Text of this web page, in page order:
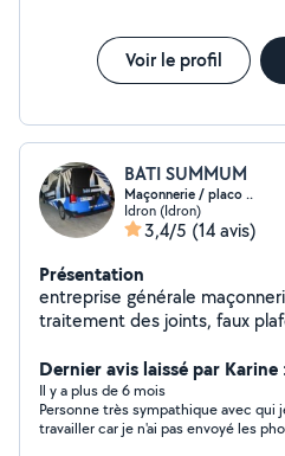
Voir le profil
BATI SUMMUM
Maçonnerie / placo ..
Idron (Idron)
3,4/5 (14 avis)
Présentation
entreprise générale
traitement des joints, faux
Dernier avis laissé par
Il y a plus de 6 mois
Personne très sympathique avec qui
travailler car je n'ai pas envoyé les